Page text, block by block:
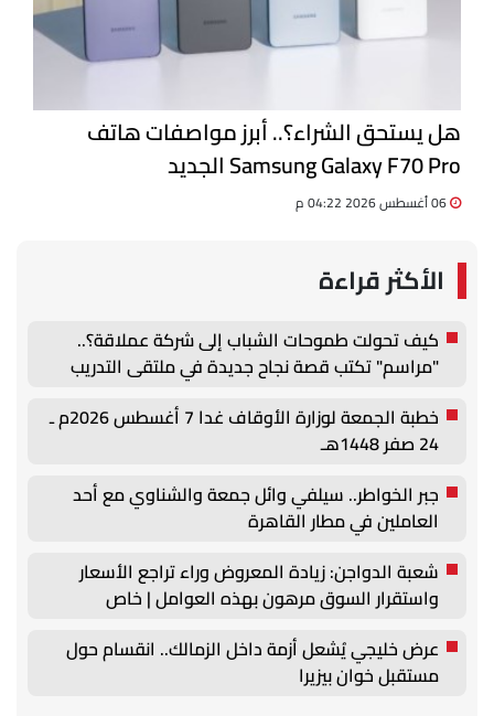
هل يستحق الشراء؟.. أبرز مواصفات هاتف
Samsung Galaxy F70 Pro الجديد
الأكثر قراءة
كيف تحولت طموحات الشباب إلى شركة عملاقة؟..
"مراسم" تكتب قصة نجاح جديدة في ملتقى التدريب
والتوظيف الزراعي الأول بجامعة دمنهور
خطبة الجمعة لوزارة الأوقاف غدا 7 أغسطس 2026م ـ
24 صفر 1448هـ
جبر الخواطر.. سيلفي وائل جمعة والشناوي مع أحد
العاملين في مطار القاهرة
شعبة الدواجن: زيادة المعروض وراء تراجع الأسعار
واستقرار السوق مرهون بهذه العوامل | خاص
عرض خليجي يُشعل أزمة داخل الزمالك.. انقسام حول
مستقبل خوان بيزيرا